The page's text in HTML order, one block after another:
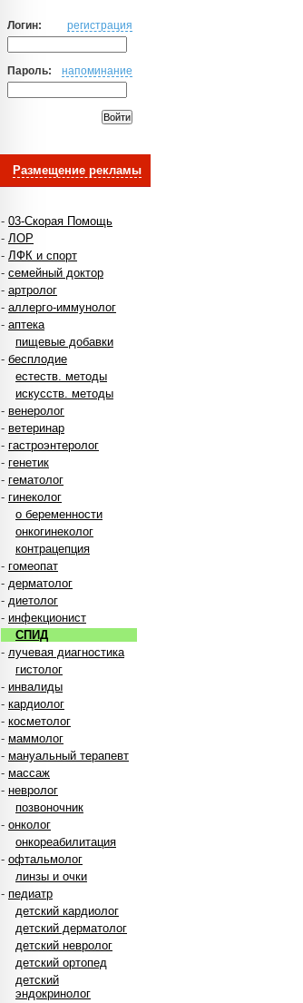
Логин: регистрация
Пароль: напоминание
Размещение рекламы
- 03-Скорая Помощь
- ЛОР
- ЛФК и спорт
- семейный доктор
- артролог
- аллерго-иммунолог
- аптека
пищевые добавки
- бесплодие
естеств. методы
искусств. методы
- венеролог
- ветеринар
- гастроэнтеролог
- генетик
- гематолог
- гинеколог
о беременности
онкогинеколог
контрацепция
- гомеопат
- дерматолог
- диетолог
- инфекционист
СПИД
- лучевая диагностика
гистолог
- инвалиды
- кардиолог
- косметолог
- маммолог
- мануальный терапевт
- массаж
- невролог
позвоночник
- онколог
онкореабилитация
- офтальмолог
линзы и очки
- педиатр
детский кардиолог
детский дерматолог
детский невролог
детский ортопед
детский
эндокринолог